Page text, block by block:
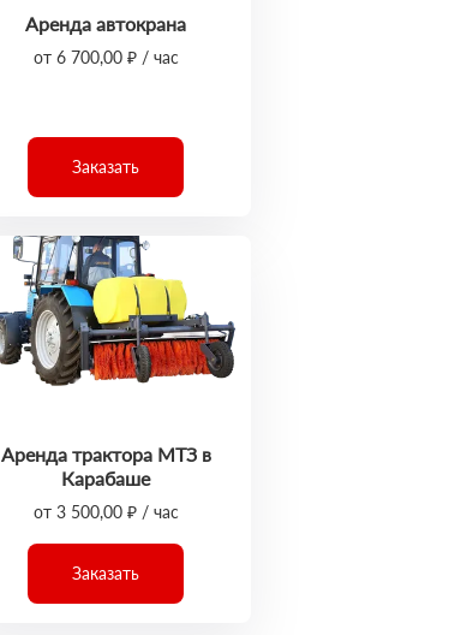
Аренда автокрана
от 6 700,00 ₽ / час
Заказать
Аренда трактора МТЗ в
Карабаше
от 3 500,00 ₽ / час
Заказать